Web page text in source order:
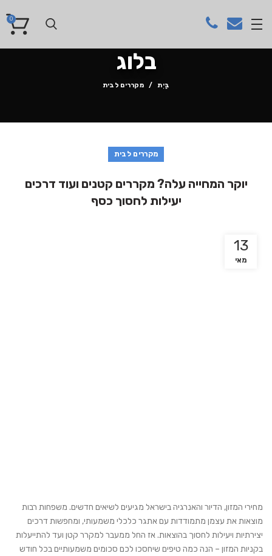
0
בלוג
בַּיִת מקררים לבית
מקררים לבית
יוקר המחייה עלה? מקררים קטנים ועוד דרכים
יעילות לחסוך כסף
13
מאי
מחירי המזון, הדיור והאנרגיה בישראל מגיעים לשיאים חדשים. משפחות רבות
מוצאות את עצמן מתמודדות עם אתגר כלכלי משמעותי, ומחפשות דרכים
יצירתיות ויעילות לחסוך בהוצאות. אז החל ממעבר למקרר קטן ועד להתייעלות
בקניות המזון – הנה כמה טיפים שיחסכו לכם סכומים משמעותיים בכל חודש